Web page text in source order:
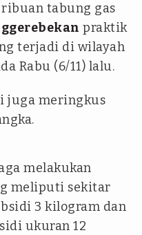
tabung gas
praktik
terjadi di wilayah
Rabu (6/11) lalu.
juga meringkus
melakukan
meliputi sekitar
3 kilogram dan
ukuran 12